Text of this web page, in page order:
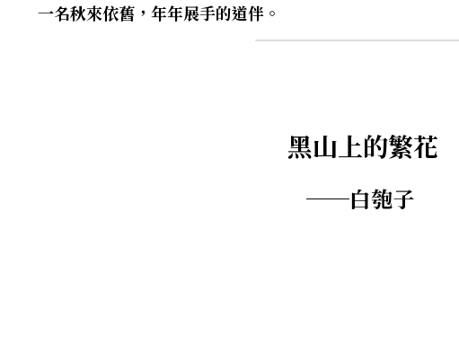
一名秋來依舊，年年展手的道伴。
黑山上的繁花
──白匏子